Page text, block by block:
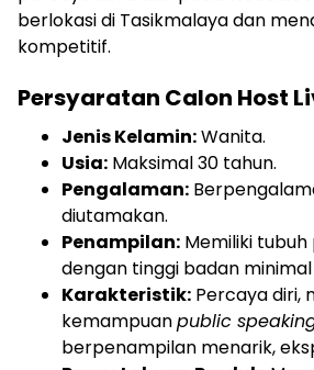
berlokasi di Tasikmalaya dan
kompetitif.
Persyaratan Calon Host
Jenis Kelamin:Wanita.
Usia: Maksimal 30 tahun.
Pengalaman:
diutamakan.
Penampilan: Memiliki
dengan tinggi badan minimal
Karakteristik: Percaya diri,
kemampuanpublic
berpenampilan menarik,